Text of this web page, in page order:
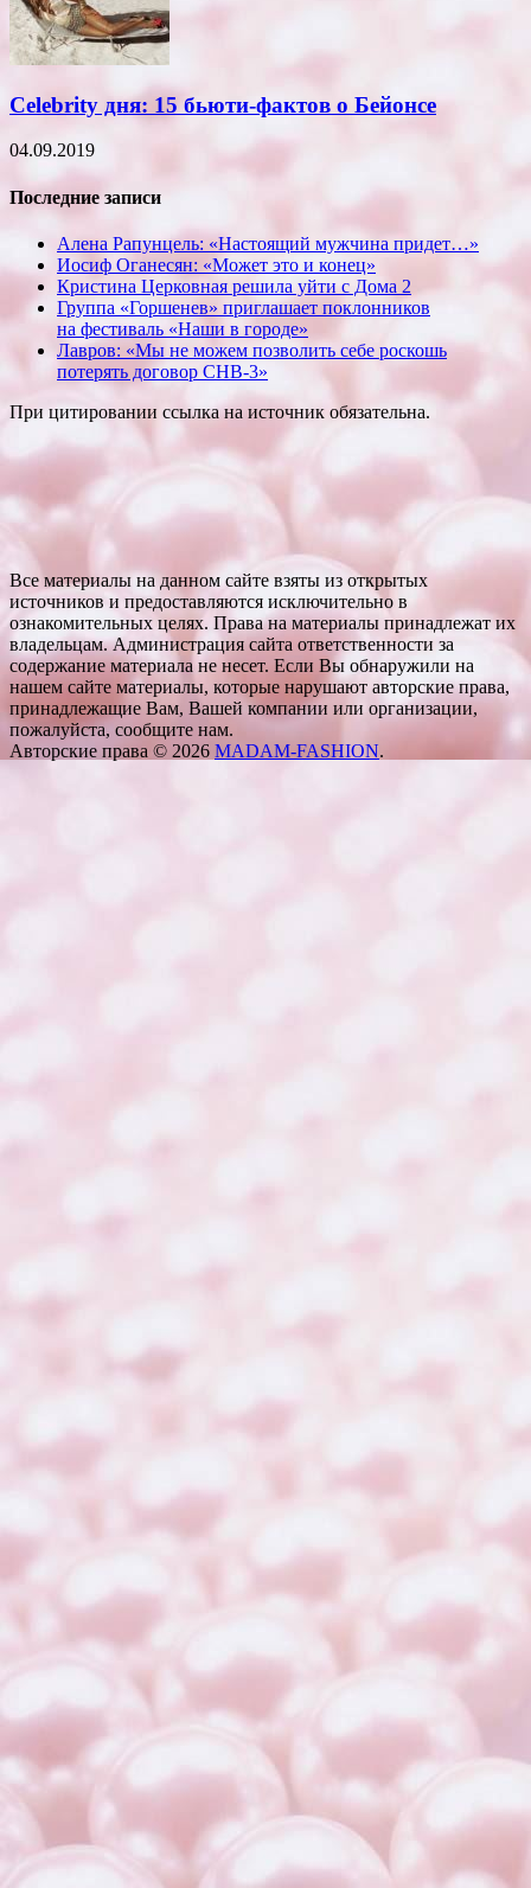
Celebrity дня: 15 бьюти-фактов о Бейонсе
04.09.2019
Последние записи
Алена Рапунцель: «Настоящий мужчина придет…»
Иосиф Оганесян: «Может это и конец»
Кристина Церковная решила уйти с Дома 2
Группа «Горшенев» приглашает поклонников
на фестиваль «Наши в городе»
Лавров: «Мы не можем позволить себе роскошь
потерять договор СНВ-3»
При цитировании ссылка на источник обязательна.
Все материалы на данном сайте взяты из открытых
источников и предоставляются исключительно в
ознакомительных целях. Права на материалы принадлежат их
владельцам. Администрация сайта ответственности за
содержание материала не несет. Если Вы обнаружили на
нашем сайте материалы, которые нарушают авторские права,
принадлежащие Вам, Вашей компании или организации,
пожалуйста, сообщите нам.
Авторские права © 2026 MADAM-FASHION.